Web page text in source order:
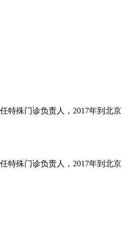
特殊门诊负责人，2017年到北京
特殊门诊负责人，2017年到北京